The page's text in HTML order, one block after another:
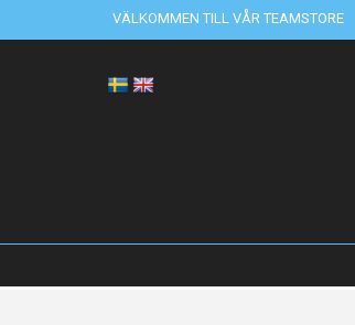
VÄLKOMMEN TILL VÅR TEAMSTORE